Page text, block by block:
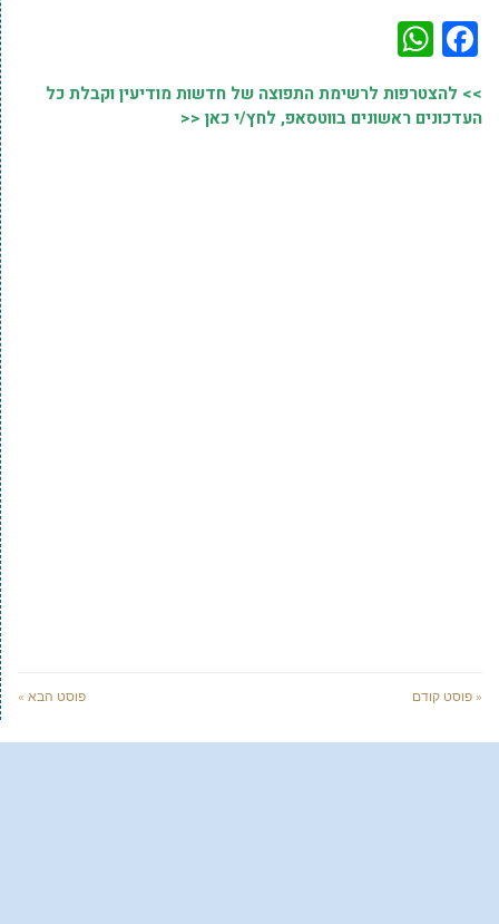
Facebook
>> להצטרפות לרשימת התפוצה של חדשות מודיעין וקבלת כל
העדכונים ראשונים בווטסאפ, לחץ/י כאן <<
« פוסט קודם פוסט הבא »